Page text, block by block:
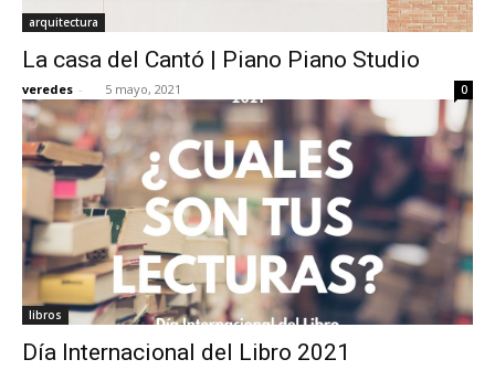
arquitectura
La casa del Cantó | Piano Piano Studio
veredes - 5 mayo, 2021 0
libros
Día Internacional del Libro 2021